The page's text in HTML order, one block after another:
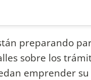
preparando
sobre los
emprender su